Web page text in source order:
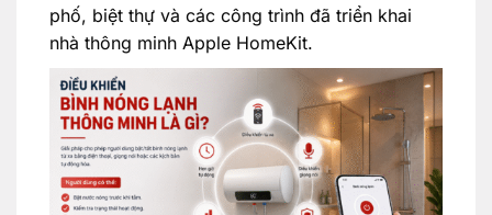
phố, biệt thự và các công trình đã triển khai
nhà thông minh Apple HomeKit.